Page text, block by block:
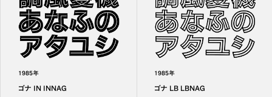
1985年
ゴナ IN INNAG
1985年
ゴナ LB LBNAG